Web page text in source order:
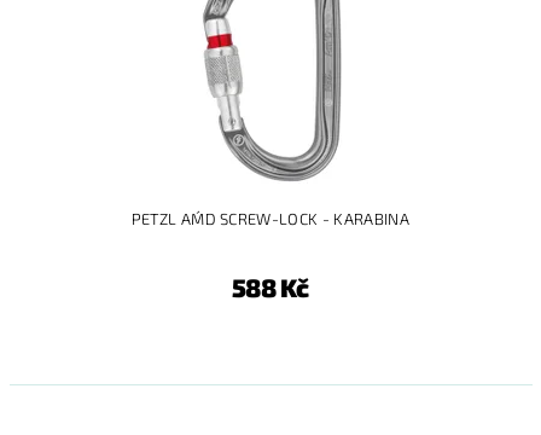
PETZL AM´D SCREW-LOCK - KARABINA
588 Kč